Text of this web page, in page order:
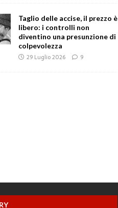
Taglio delle accise, il prezzo è
libero: i controlli non
diventino una presunzione di
colpevolezza
29 Luglio 2026 9